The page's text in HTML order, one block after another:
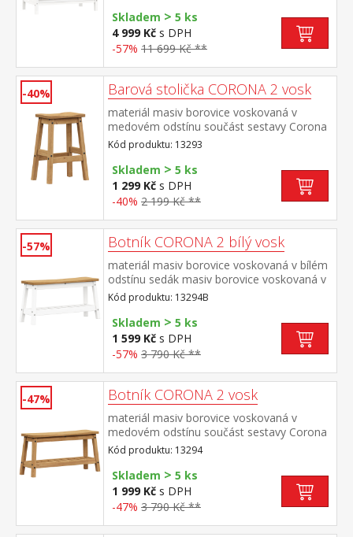
Skladem > 5 ks
4 999 Kč s DPH
-57% 11 699 Kč **
-40% Barová stolička CORONA 2 vosk
materiál masiv borovice voskovaná v
medovém odstínu součást sestavy Corona
2
Kód produktu: 13293
Skladem > 5 ks
1 299 Kč s DPH
-40% 2 199 Kč **
-57% Botník CORONA 2 bílý vosk
materiál masiv borovice voskovaná v bílém
odstínu sedák masiv borovice voskovaná v
medovém odstínu součást sestavy Corona
2 bílá
Kód produktu: 13294B
Skladem > 5 ks
1 599 Kč s DPH
-57% 3 790 Kč **
-47% Botník CORONA 2 vosk
materiál masiv borovice voskovaná v
medovém odstínu součást sestavy Corona
2
Kód produktu: 13294
Skladem > 5 ks
1 999 Kč s DPH
-47% 3 790 Kč **